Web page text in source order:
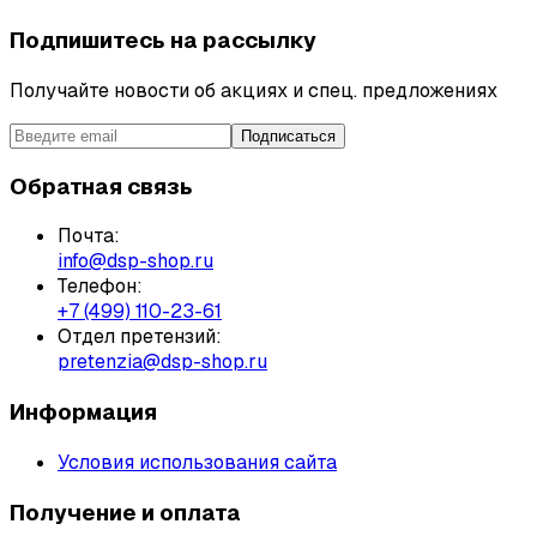
Подпишитесь на рассылку
Получайте новости об акциях и спец. предложениях
Подписаться
Обратная связь
Почта:
info@dsp-shop.ru
Телефон:
+7 (499) 110-23-61
Отдел претензий:
pretenzia@dsp-shop.ru
Информация
Условия использования сайта
Получение и оплата